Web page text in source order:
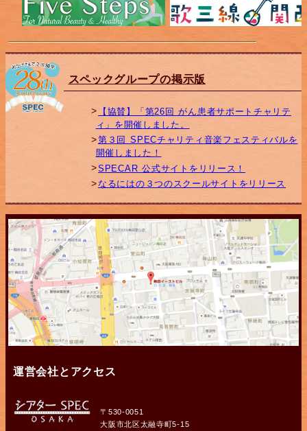
スペックグループの掲示版
【協賛】「第26回 がん患者サポートチャリテ
ィ」を開催しました。
第３回 SPECチャリティ音楽フェスティバルを
開催しました！
SPECAR 公式サイトをリリース！
なるにはの３つのスクールサイトをリリース
運営会社とアクセス
〒530-0051
大阪市北区太融寺町5-15